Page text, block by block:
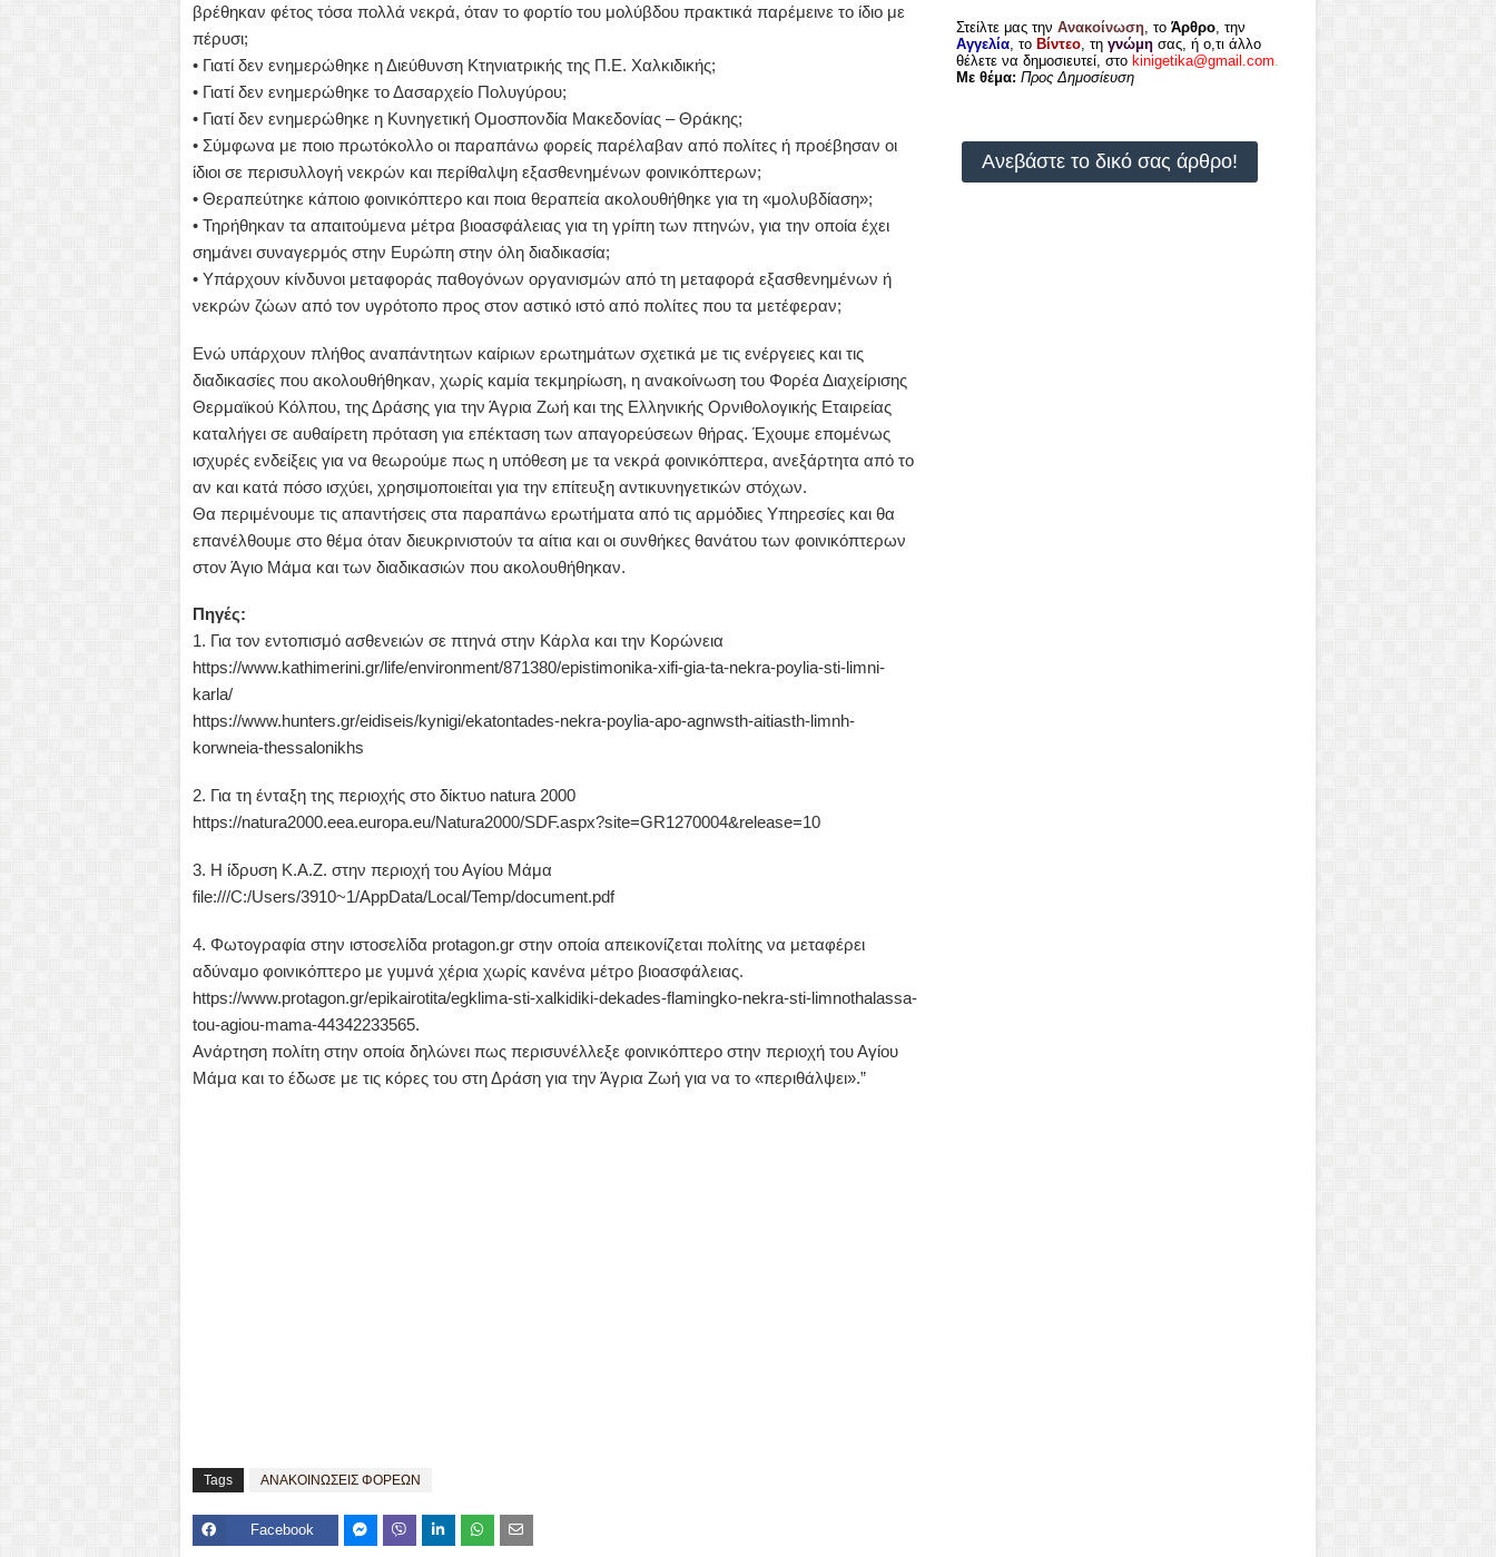
βρέθηκαν φέτος τόσα πολλά νεκρά, όταν το φορτίο του μολύβδου πρακτικά παρέμεινε το ίδιο με
πέρυσι;
• Γιατί δεν ενημερώθηκε η Διεύθυνση Κτηνιατρικής της Π.Ε. Χαλκιδικής;
• Γιατί δεν ενημερώθηκε το Δασαρχείο Πολυγύρου;
• Γιατί δεν ενημερώθηκε η Κυνηγετική Ομοσπονδία Μακεδονίας – Θράκης;
• Σύμφωνα με ποιο πρωτόκολλο οι παραπάνω φορείς παρέλαβαν από πολίτες ή προέβησαν οι
ίδιοι σε περισυλλογή νεκρών και περίθαλψη εξασθενημένων φοινικόπτερων;
• Θεραπεύτηκε κάποιο φοινικόπτερο και ποια θεραπεία ακολουθήθηκε για τη «μολυβδίαση»;
• Τηρήθηκαν τα απαιτούμενα μέτρα βιοασφάλειας για τη γρίπη των πτηνών, για την οποία έχει
σημάνει συναγερμός στην Ευρώπη στην όλη διαδικασία;
• Υπάρχουν κίνδυνοι μεταφοράς παθογόνων οργανισμών από τη μεταφορά εξασθενημένων ή
νεκρών ζώων από τον υγρότοπο προς στον αστικό ιστό από πολίτες που τα μετέφεραν;
Ενώ υπάρχουν πλήθος αναπάντητων καίριων ερωτημάτων σχετικά με τις ενέργειες και τις
διαδικασίες που ακολουθήθηκαν, χωρίς καμία τεκμηρίωση, η ανακοίνωση του Φορέα Διαχείρισης
Θερμαϊκού Κόλπου, της Δράσης για την Άγρια Ζωή και της Ελληνικής Ορνιθολογικής Εταιρείας
καταλήγει σε αυθαίρετη πρόταση για επέκταση των απαγορεύσεων θήρας. Έχουμε επομένως
ισχυρές ενδείξεις για να θεωρούμε πως η υπόθεση με τα νεκρά φοινικόπτερα, ανεξάρτητα από το
αν και κατά πόσο ισχύει, χρησιμοποιείται για την επίτευξη αντικυνηγετικών στόχων.
Θα περιμένουμε τις απαντήσεις στα παραπάνω ερωτήματα από τις αρμόδιες Υπηρεσίες και θα
επανέλθουμε στο θέμα όταν διευκρινιστούν τα αίτια και οι συνθήκες θανάτου των φοινικόπτερων
στον Άγιο Μάμα και των διαδικασιών που ακολουθήθηκαν.
Πηγές:
1. Για τον εντοπισμό ασθενειών σε πτηνά στην Κάρλα και την Κορώνεια
https://www.kathimerini.gr/life/environment/871380/epistimonika-xifi-gia-ta-nekra-poylia-sti-limni-
karla/
https://www.hunters.gr/eidiseis/kynigi/ekatontades-nekra-poylia-apo-agnwsth-aitiasth-limnh-
korwneia-thessalonikhs
2. Για τη ένταξη της περιοχής στο δίκτυο natura 2000
https://natura2000.eea.europa.eu/Natura2000/SDF.aspx?site=GR1270004&release=10
3. Η ίδρυση Κ.Α.Ζ. στην περιοχή του Αγίου Μάμα
file:///C:/Users/3910~1/AppData/Local/Temp/document.pdf
4. Φωτογραφία στην ιστοσελίδα protagon.gr στην οποία απεικονίζεται πολίτης να μεταφέρει
αδύναμο φοινικόπτερο με γυμνά χέρια χωρίς κανένα μέτρο βιοασφάλειας.
https://www.protagon.gr/epikairotita/egklima-sti-xalkidiki-dekades-flamingko-nekra-sti-limnothalassa-
tou-agiou-mama-44342233565.
Ανάρτηση πολίτη στην οποία δηλώνει πως περισυνέλλεξε φοινικόπτερο στην περιοχή του Αγίου
Μάμα και το έδωσε με τις κόρες του στη Δράση για την Άγρια Ζωή για να το «περιθάλψει».”
Tags ΑΝΑΚΟΙΝΩΣΕΙΣ ΦΟΡΕΩΝ
Facebook
Στείλτε μας την Ανακοίνωση, το Άρθρο, την
Αγγελία, το Βίντεο, τη γνώμησας, ή ο,τι άλλο
θέλετε να δημοσιευτεί, στο kinigetika@gmail.com.
Με θέμα: Προς Δημοσίευση
Ανεβάστε το δικό σας άρθρο!